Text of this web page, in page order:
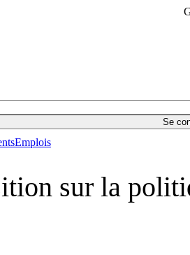
Se
Emplois
sur la